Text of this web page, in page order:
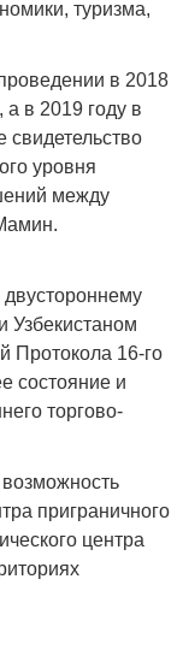
туризма,
в 2018
а в 2019 году в
свидетельство
уровня
между
Узбекистаном
Протокола 16-го
состояние и
торгово-
приграничного
центра